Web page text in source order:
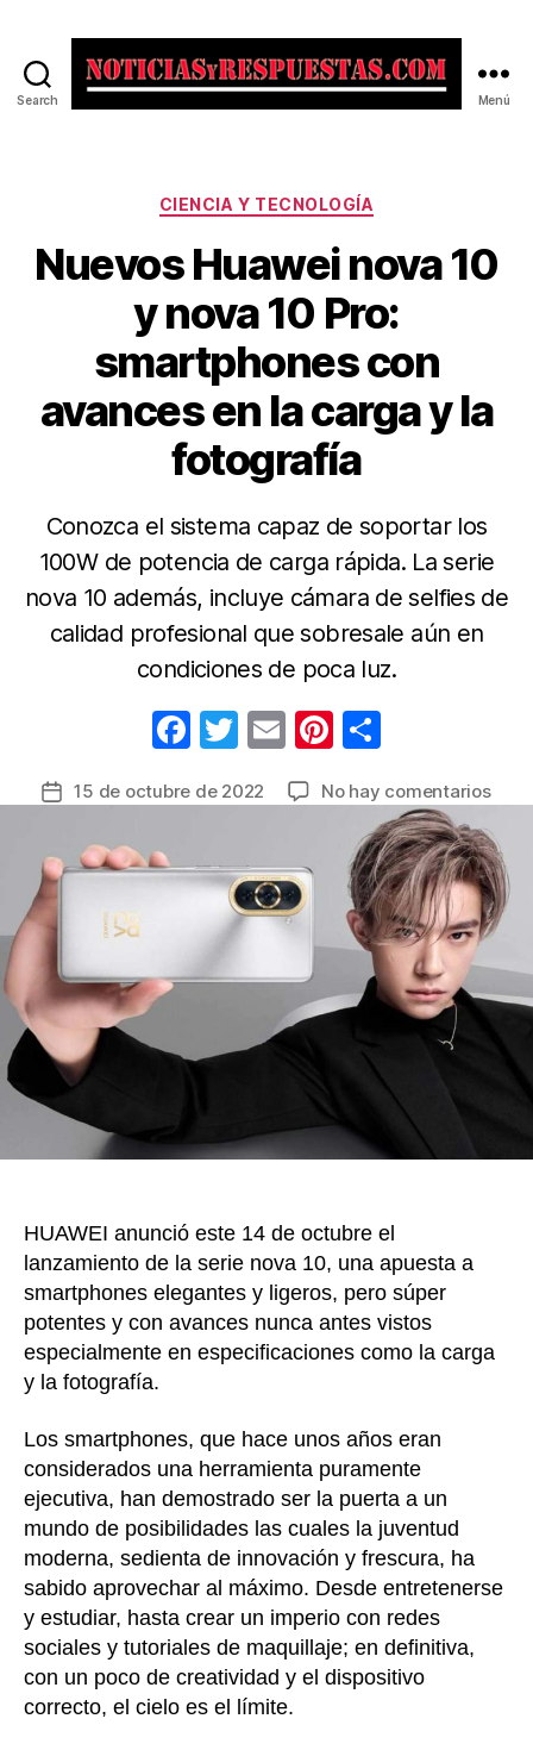
Search Menú
Categorías
CIENCIA Y TECNOLOGÍA
Nuevos Huawei nova 10
y nova 10 Pro:
smartphones con
avances en la carga y la
fotografía
Conozca el sistema capaz de soportar los
100W de potencia de carga rápida. La serie
nova 10 además, incluye cámara de selfies de
calidad profesional que sobresale aún en
condiciones de poca luz.
F
c
b
o
o
k
T
itt
E
ail
Pi
er
e
st
m
p
ar
tir
Fecha
entrada
15 de octubre de 2022 No hay comentariosen
nova
10
y
10
Pro:
HUAWEI anunció este 14 de octubre el
lanzamiento de la serie nova 10, una apuesta a
smartphones elegantes y ligeros, pero súper
potentes y con avances nunca antes vistos
especialmente en especificaciones como la carga
y la fotografía.
Los smartphones, que hace unos años eran
considerados una herramienta puramente
ejecutiva, han demostrado ser la puerta a un
mundo de posibilidades las cuales la juventud
moderna, sedienta de innovación y frescura, ha
sabido aprovechar al máximo. Desde entretenerse
y estudiar, hasta crear un imperio con redes
sociales y tutoriales de maquillaje; en definitiva,
con un poco de creatividad y el dispositivo
correcto, el cielo es el límite.